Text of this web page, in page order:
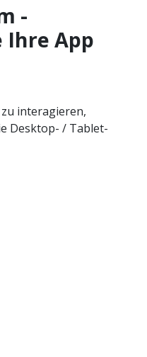
-
Ihre App
interagieren,
Desktop- / Tablet-